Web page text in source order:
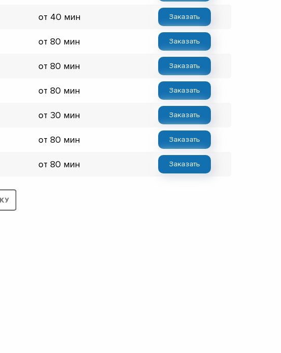
от 40 мин Заказать
от 80 мин Заказать
от 80 мин Заказать
от 80 мин Заказать
от 30 мин Заказать
от 80 мин Заказать
от 80 мин Заказать